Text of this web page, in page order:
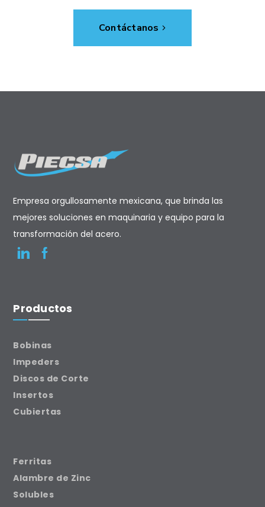
Contáctanos
Empresa orgullosamente mexicana, que brinda las
mejores soluciones en maquinaria y equipo para la
transformación del acero.
Productos
Bobinas
Impeders
Discos de Corte
Insertos
Cubiertas
Ferritas
Alambre de Zinc
Solubles